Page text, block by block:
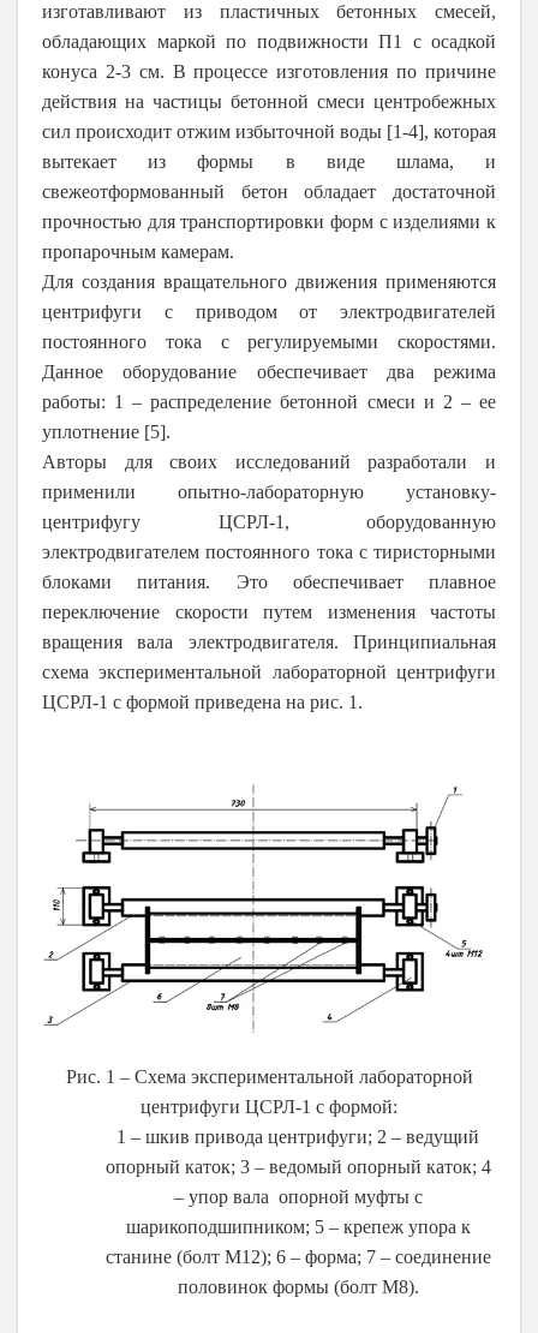
изготавливают из пластичных бетонных смесей,
обладающих маркой по подвижности П1 с осадкой
конуса 2-3 см. В процессе изготовления по причине
действия на частицы бетонной смеси центробежных
сил происходит отжим избыточной воды [1-4], которая
вытекает из формы в виде шлама, и
свежеотформованный бетон обладает достаточной
прочностью для транспортировки форм с изделиями к
пропарочным камерам.
Для создания вращательного движения применяются
центрифуги с приводом от электродвигателей
постоянного тока с регулируемыми скоростями.
Данное оборудование обеспечивает два режима
работы: 1 – распределение бетонной смеси и 2 – ее
уплотнение [5].
Авторы для своих исследований разработали и
применили опытно-лабораторную установку-
центрифугу ЦСРЛ-1, оборудованную
электродвигателем постоянного тока с тиристорными
блоками питания. Это обеспечивает плавное
переключение скорости путем изменения частоты
вращения вала электродвигателя. Принципиальная
схема экспериментальной лабораторной центрифуги
ЦСРЛ-1 с формой приведена на рис. 1.
Рис. 1 – Схема экспериментальной лабораторной
центрифуги ЦСРЛ-1 с формой:
1 – шкив привода центрифуги; 2 – ведущий
опорный каток; 3 – ведомый опорный каток; 4
– упор вала опорной муфты с
шарикоподшипником; 5 – крепеж упора к
станине (болт М12); 6 – форма; 7 – соединение
половинок формы (болт М8).